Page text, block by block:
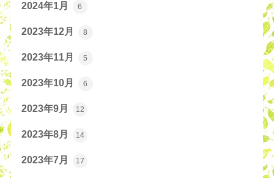
2024年1月 6
2023年12月 8
2023年11月 5
2023年10月 6
2023年9月 12
2023年8月 14
2023年7月 17